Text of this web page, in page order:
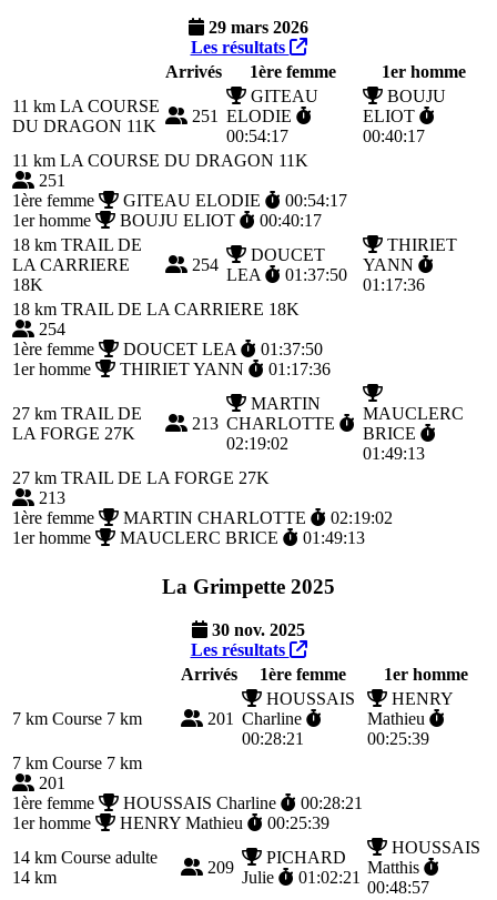
29 mars 2026
Les résultats
Arrivés
1ère femme
1er homme
11 km LA COURSE
DU DRAGON 11K
251
GITEAU
ELODIE
00:54:17
BOUJU
ELIOT
00:40:17
11 km LA COURSE DU DRAGON 11K
251
1ère femme
GITEAU ELODIE
00:54:17
1er homme
BOUJU ELIOT
00:40:17
18 km TRAIL DE
LA CARRIERE
18K
254
DOUCET
LEA
01:37:50
THIRIET
YANN
01:17:36
18 km TRAIL DE LA CARRIERE 18K
254
1ère femme
DOUCET LEA
01:37:50
1er homme
THIRIET YANN 01:17:36
27 km TRAIL DE
LA FORGE 27K
213
MARTIN
CHARLOTTE
02:19:02
MAUCLERC
BRICE
01:49:13
27 km TRAIL DE LA FORGE 27K
213
1ère femme
MARTIN CHARLOTTE
02:19:02
1er homme
MAUCLERC BRICE 01:49:13
La Grimpette 2025
30 nov. 2025
Les résultats
Arrivés
1ère femme 1er homme
7 km Course 7 km 201
HOUSSAIS
Charline
00:28:21
HENRY
Mathieu
00:25:39
7 km Course 7 km
201
1ère femme
HOUSSAIS Charline
00:28:21
1er homme
HENRY Mathieu
00:25:39
14 km Course adulte
14 km
209
PICHARD
Julie
01:02:21
HOUSSAIS
Matthis
00:48:57